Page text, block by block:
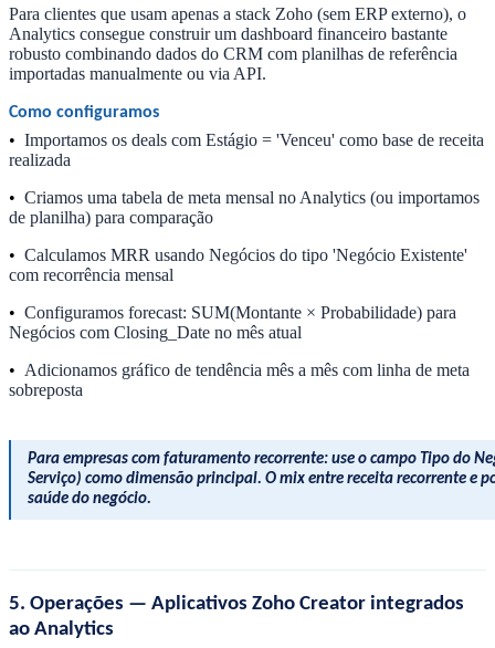
Para clientes que usam apenas a stack Zoho (sem ERP externo), o
Analytics consegue construir um dashboard financeiro bastante
robusto combinando dados do CRM com planilhas de referência
importadas manualmente ou via API.
Como configuramos
• Importamos os deals com Estágio = 'Venceu' como base de receita
realizada
• Criamos uma tabela de meta mensal no Analytics (ou importamos
de planilha) para comparação
• Calculamos MRR usando Negócios do tipo 'Negócio Existente'
com recorrência mensal
• Configuramos forecast: SUM(Montante × Probabilidade) para
Negócios com Closing_Date no mês atual
• Adicionamos gráfico de tendência mês a mês com linha de meta
sobreposta
Para empresas com faturamento recorrente: use o campo Tipo do
Serviço) como dimensão principal. O mix entre receita recorrente e
saúde do negócio.
5. Operações — Aplicativos Zoho Creator integrados
ao Analytics